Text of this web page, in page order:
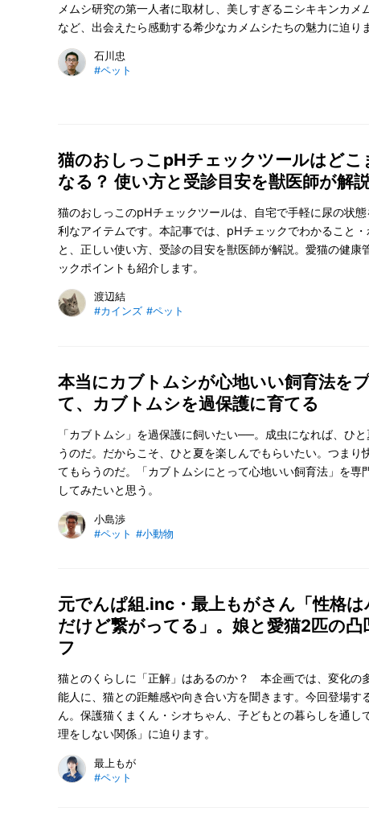
メムシ研究の第一人者に取材し、美しすぎるニシキキンカメ
など、出会えたら感動する希少なカメムシたちの魅力に迫り
石川忠
#ペット
猫のおしっこpHチェックツールはどこ
なる？ 使い方と受診目安を獣医師が解
猫のおしっこのpHチェックツールは、自宅で手軽に尿の状
利なアイテムです。本記事では、pHチェックでわかること・
と、正しい使い方、受診の目安を獣医師が解説。愛猫の健康
ックポイントも紹介します。
渡辺結
#カインズ #ペット
本当にカブトムシが心地いい飼育法を
て、カブトムシを過保護に育てる
「カブトムシ」を過保護に飼いたい──。成虫になれば、ひ
うのだ。だからこそ、ひと夏を楽しんでもらいたい。つまり
てもらうのだ。「カブトムシにとって心地いい飼育法」を専
してみたいと思う。
小島渉
#ペット #小動物
元でんぱ組.inc・最上もがさん「性格は
だけど繋がってる」。娘と愛猫2匹の凸
フ
猫とのくらしに「正解」はあるのか？ 本企画では、変化の
能人に、猫との距離感や向き合い方を聞きます。今回登場す
ん。保護猫くまくん・シオちゃん、子どもとの暮らしを通し
理をしない関係」に迫ります。
最上もが
#ペット